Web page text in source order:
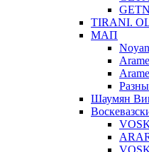
TIRANI.
МАП
Шаумян